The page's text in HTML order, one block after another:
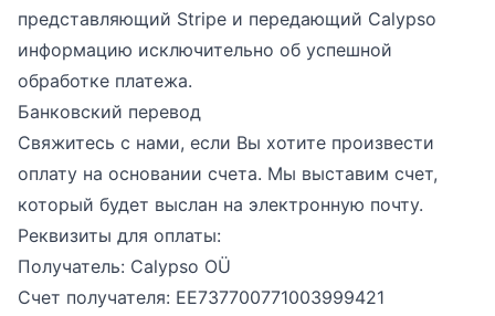
представляющий Stripe и передающий Calypso
информацию исключительно об успешной
обработке платежа.
Банковский перевод
Свяжитесь с нами, если Вы хотите произвести
оплату на основании счета. Мы выставим счет,
который будет выслан на электронную почту.
Реквизиты для оплаты:
Получатель: Calypso OÜ
Счет получателя: EE737700771003999421